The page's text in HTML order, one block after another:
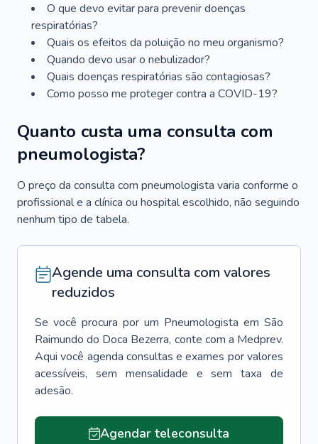
O que devo evitar para prevenir doenças
respiratórias?
Quais os efeitos da poluição no meu organismo?
Quando devo usar o nebulizador?
Quais doenças respiratórias são contagiosas?
Como posso me proteger contra a COVID-19?
Quanto custa uma consulta com
pneumologista?
O preço da consulta com pneumologista varia conforme o
profissional e a clínica ou hospital escolhido, não seguindo
nenhum tipo de tabela.
Agende uma consulta com valores
reduzidos
Se você procura por um Pneumologista em São
Raimundo do Doca Bezerra, conte com a Medprev.
Aqui você agenda consultas e exames por valores
acessíveis, sem mensalidade e sem taxa de
adesão.
Agendar teleconsulta